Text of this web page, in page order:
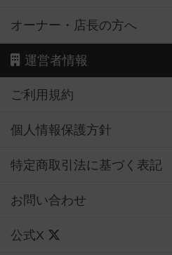
オーナー・店長の方へ
運営者情報
ご利用規約
個人情報保護方針
特定商取引法に基づく表記
お問い合わせ
公式X